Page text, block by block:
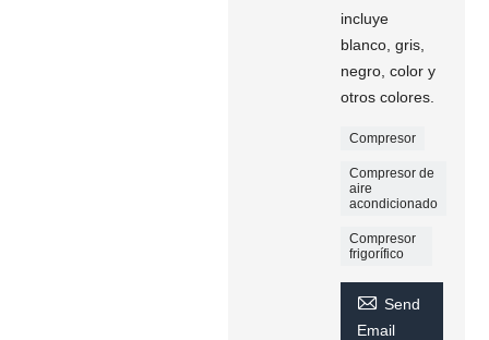
incluye
blanco, gris,
negro, color y
otros colores.
Compresor
Compresor de
aire
acondicionado
Compresor
frigorífico
 Send
Email